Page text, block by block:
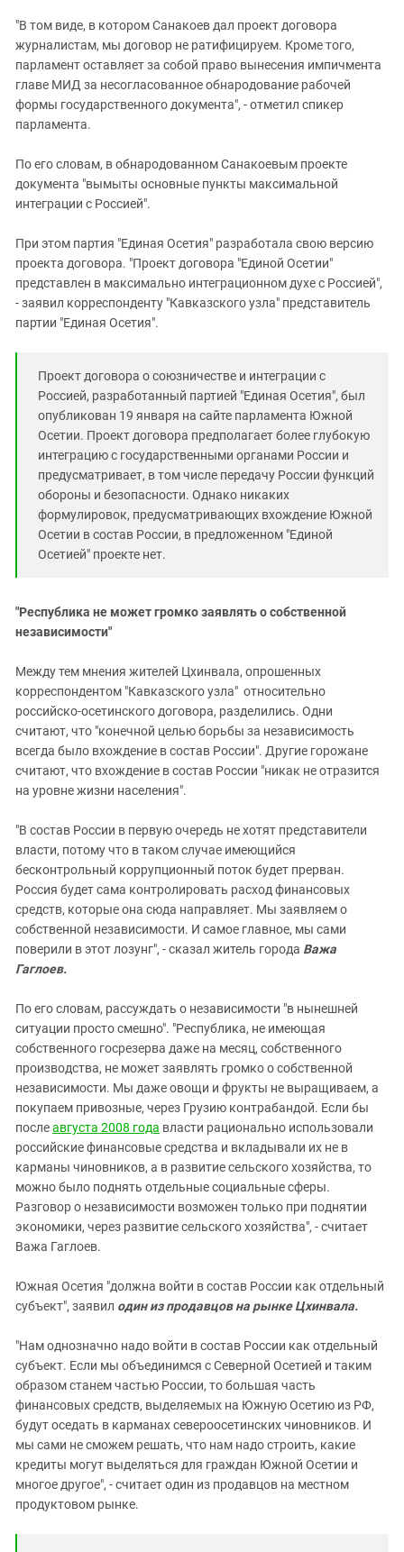
"В том виде, в котором Санакоев дал проект договора
журналистам, мы договор не ратифицируем. Кроме того,
парламент оставляет за собой право вынесения импичмента
главе МИД за несогласованное обнародование рабочей
формы государственного документа", - отметил спикер
парламента.
По его словам, в обнародованном Санакоевым проекте
документа "вымыты основные пункты максимальной
интеграции с Россией".
При этом партия "Единая Осетия" разработала свою версию
проекта договора. "Проект договора "Единой Осетии"
представлен в максимально интеграционном духе с Россией",
- заявил корреспонденту "Кавказского узла" представитель
партии "Единая Осетия".
Проект договора о союзничестве и интеграции с
Россией, разработанный партией "Единая Осетия", был
опубликован 19 января на сайте парламента Южной
Осетии. Проект договора предполагает более глубокую
интеграцию с государственными органами России и
предусматривает, в том числе передачу России функций
обороны и безопасности. Однако никаких
формулировок, предусматривающих вхождение Южной
Осетии в состав России, в предложенном "Единой
Осетией" проекте нет.
"Республика не может громко заявлять о собственной
независимости"
Между тем мнения жителей Цхинвала, опрошенных
корреспондентом "Кавказского узла" относительно
российско-осетинского договора, разделились. Одни
считают, что "конечной целью борьбы за независимость
всегда было вхождение в состав России". Другие горожане
считают, что вхождение в состав России "никак не отразится
на уровне жизни населения".
"В состав России в первую очередь не хотят представители
власти, потому что в таком случае имеющийся
бесконтрольный коррупционный поток будет прерван.
Россия будет сама контролировать расход финансовых
средств, которые она сюда направляет. Мы заявляем о
собственной независимости. И самое главное, мы сами
поверили в этот лозунг", - сказал житель города Важа
Гаглоев.
По его словам, рассуждать о независимости "в нынешней
ситуации просто смешно". "Республика, не имеющая
собственного госрезерва даже на месяц, собственного
производства, не может заявлять громко о собственной
независимости. Мы даже овощи и фрукты не выращиваем, а
покупаем привозные, через Грузию контрабандой. Если бы
послеавгуста 2008 года власти рационально использовали
российские финансовые средства и вкладывали их не в
карманы чиновников, а в развитие сельского хозяйства, то
можно было поднять отдельные социальные сферы.
Разговор о независимости возможен только при поднятии
экономики, через развитие сельского хозяйства", - считает
Важа Гаглоев.
Южная Осетия "должна войти в состав России как отдельный
субъект", заявил один из продавцов на рынке Цхинвала.
"Нам однозначно надо войти в состав России как отдельный
субъект. Если мы объединимся с Северной Осетией и таким
образом станем частью России, то большая часть
финансовых средств, выделяемых на Южную Осетию из РФ,
будут оседать в карманах североосетинских чиновников. И
мы сами не сможем решать, что нам надо строить, какие
кредиты могут выделяться для граждан Южной Осетии и
многое другое", - считает один из продавцов на местном
продуктовом рынке.